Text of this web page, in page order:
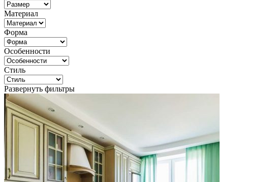
Материал
Форма
Особенности
Стиль
Развернуть фильтры